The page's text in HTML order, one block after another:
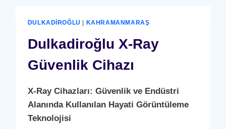
DULKADIROĞLU KAHRAMANMARAŞ
Dulkadiroğlu X-Ray
Güvenlik Cihazı
X-Ray Cihazları: Güvenlik ve Endüstri
Alanında Kullanılan Hayati Görüntüleme
Teknolojisi